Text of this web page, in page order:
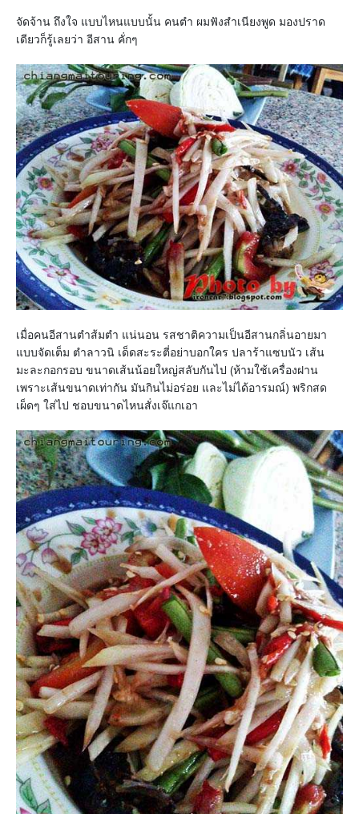
จัดจ้าน ถึงใจ แบบไหนแบบนั้น คนตำ ผมฟังสำเนียงพูด มองปราด
เดียวก็รู้เลยว่า อีสาน คั่กๆ
เมื่อคนอีสานตำส้มตำ แน่นอน รสชาติความเป็นอีสานกลิ่นอายมา
แบบจัดเต็ม ตำลาวนิ เด็ดสะระตี่อย่าบอกใคร ปลาร้าแซบนัว เส้น
มะละกอกรอบ ขนาดเส้นน้อยใหญ่สลับกันไป (ห้ามใช้เครื่องฝาน
เพราะเส้นขนาดเท่ากัน มันกินไม่อร่อย และไม่ได้อารมณ์) พริกสด
เผ็ดๆ ใส่ไป ชอบขนาดไหนสั่งเจ๊แกเอา